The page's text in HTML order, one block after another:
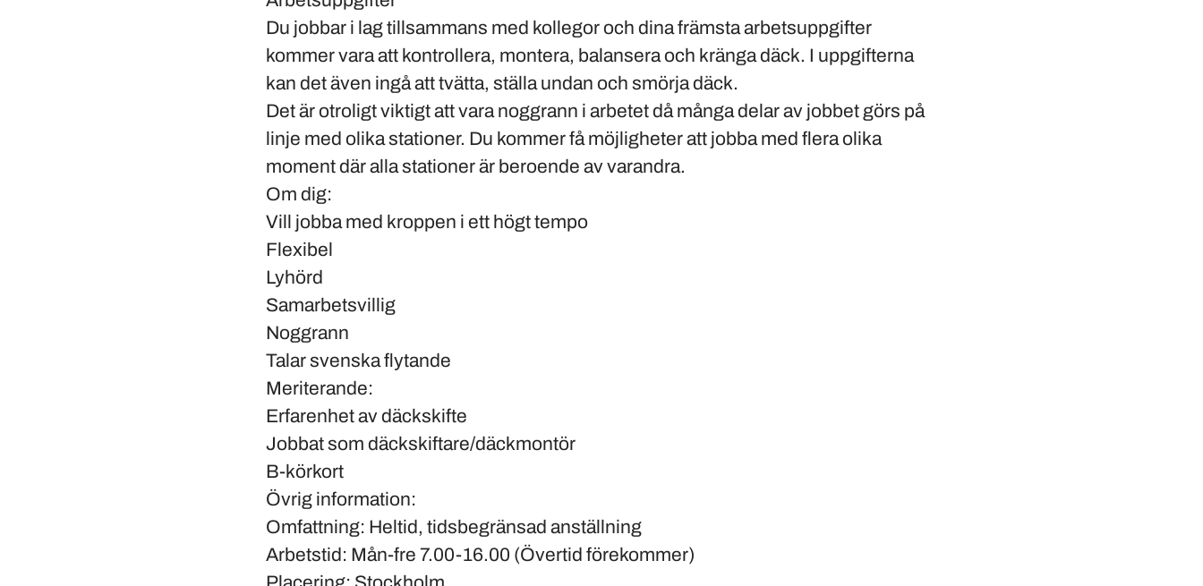
Du jobbar i lag tillsammans med kollegor och dina främsta arbetsuppgifter
kommer vara att kontrollera, montera, balansera och kränga däck. I uppgifterna
kan det även ingå att tvätta, ställa undan och smörja däck.
Det är otroligt viktigt att vara noggrann i arbetet då många delar av jobbet görs på
linje med olika stationer. Du kommer få möjligheter att jobba med flera olika
moment där alla stationer är beroende av varandra.
Om dig:
Vill jobba med kroppen i ett högt tempo
Flexibel
Lyhörd
Samarbetsvillig
Noggrann
Talar svenska flytande
Meriterande:
Erfarenhet av däckskifte
Jobbat som däckskiftare/däckmontör
B-körkort
Övrig information:
Omfattning: Heltid, tidsbegränsad anställning
Arbetstid: Mån-fre 7.00-16.00 (Övertid förekommer)